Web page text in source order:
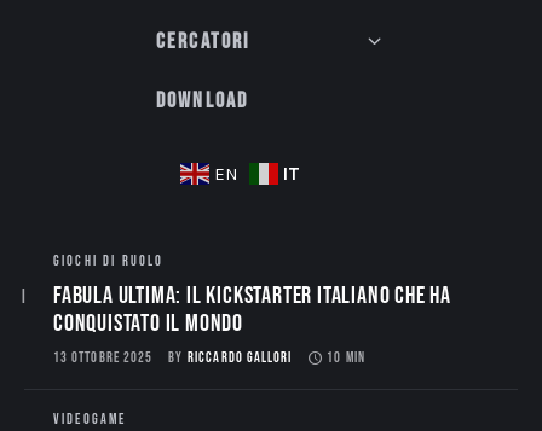
Cercatori
Download
EN IT
GIOCHI DI RUOLO
Fabula Ultima: il Kickstarter italiano che ha
conquistato il mondo
13 OTTOBRE 2025 BY RICCARDO GALLORI 10 MIN
VIDEOGAME